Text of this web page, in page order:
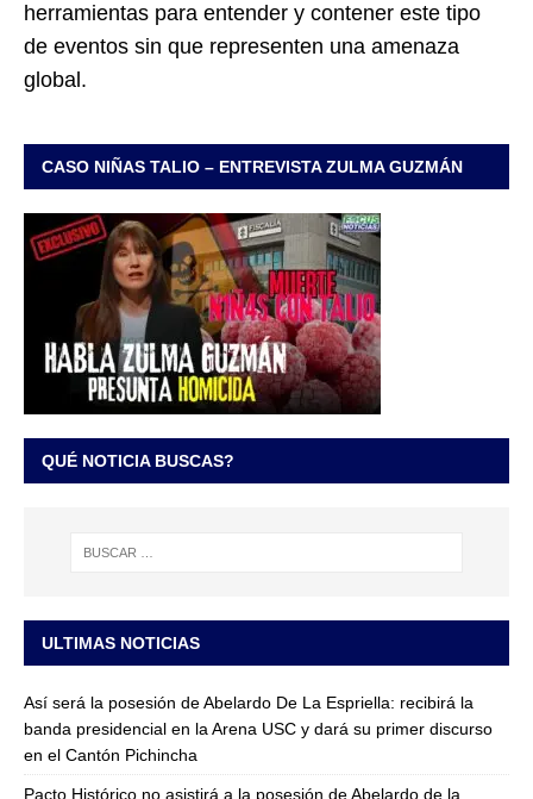
herramientas para entender y contener este tipo
de eventos sin que representen una amenaza
global.
CASO NIÑAS TALIO – ENTREVISTA ZULMA GUZMÁN
QUÉ NOTICIA BUSCAS?
ULTIMAS NOTICIAS
Así será la posesión de Abelardo De La Espriella: recibirá la
banda presidencial en la Arena USC y dará su primer discurso
en el Cantón Pichincha
Pacto Histórico no asistirá a la posesión de Abelardo de la